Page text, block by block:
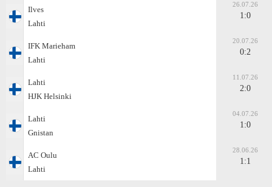
Ilves
Lahti
26.07.26
1:0
IFK Marieham
Lahti
20.07.26
0:2
Lahti
HJK Helsinki
11.07.26
2:0
Lahti
Gnistan
04.07.26
1:0
AC Oulu
Lahti
28.06.26
1:1